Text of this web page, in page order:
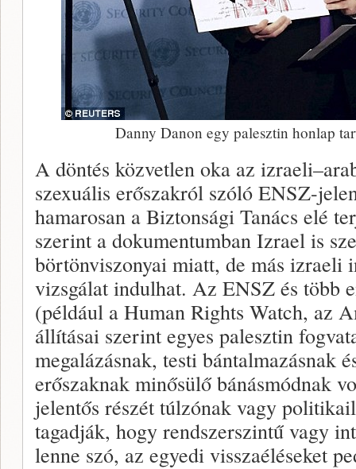
Danny Danon egy palesztin honlap
A döntés közvetlen oka az
szexuális erőszakról szóló ENSZ-
hamarosan a Biztonsági Tanács elé
szerint a dokumentumban Izrael is
börtönviszonyai miatt, de más izraeli
vizsgálat indulhat. Az ENSZ és több
(például a Human Rights Watch, az
állításai szerint egyes palesztin
megalázásnak, testi bántalmazásnak
erőszaknak minősülő bánásmódnak
jelentős részét túlzónak vagy
tagadják, hogy rendszerszintű vagy
lenne szó, az egyedi visszaéléseket